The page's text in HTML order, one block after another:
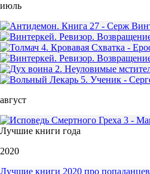
июль
август
Лучшие книги года
2020
Лучшие книги 2020 про попаданцев